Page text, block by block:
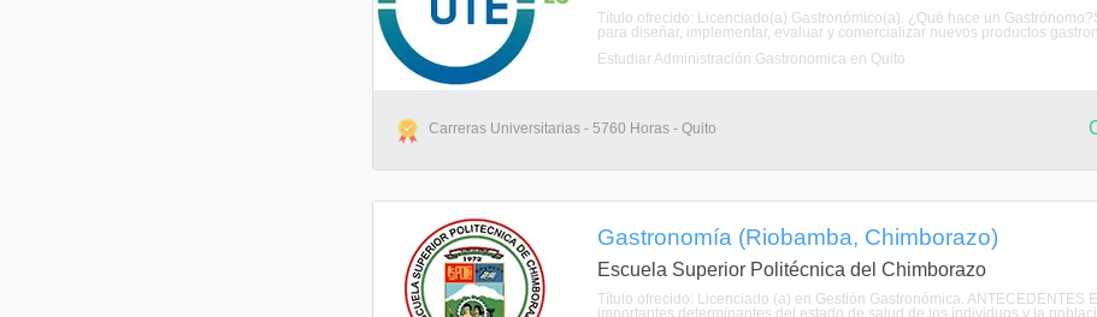
Título ofrecido: Licenciado(a) Gastronómico(a). ¿Qué hace un
para diseñar, implementar, evaluar y comercializar nuevos productos
Estudiar Administración Gastronomica en Quito
Carreras Universitarias - 5760 Horas - Quito
Gastronomía (Riobamba, Chimborazo)
Escuela Superior Politécnica del Chimborazo
Título ofrecido: Licenciado (a) en Gestión Gastronómica.
importantes determinantes del estado de salud de los individuos y la